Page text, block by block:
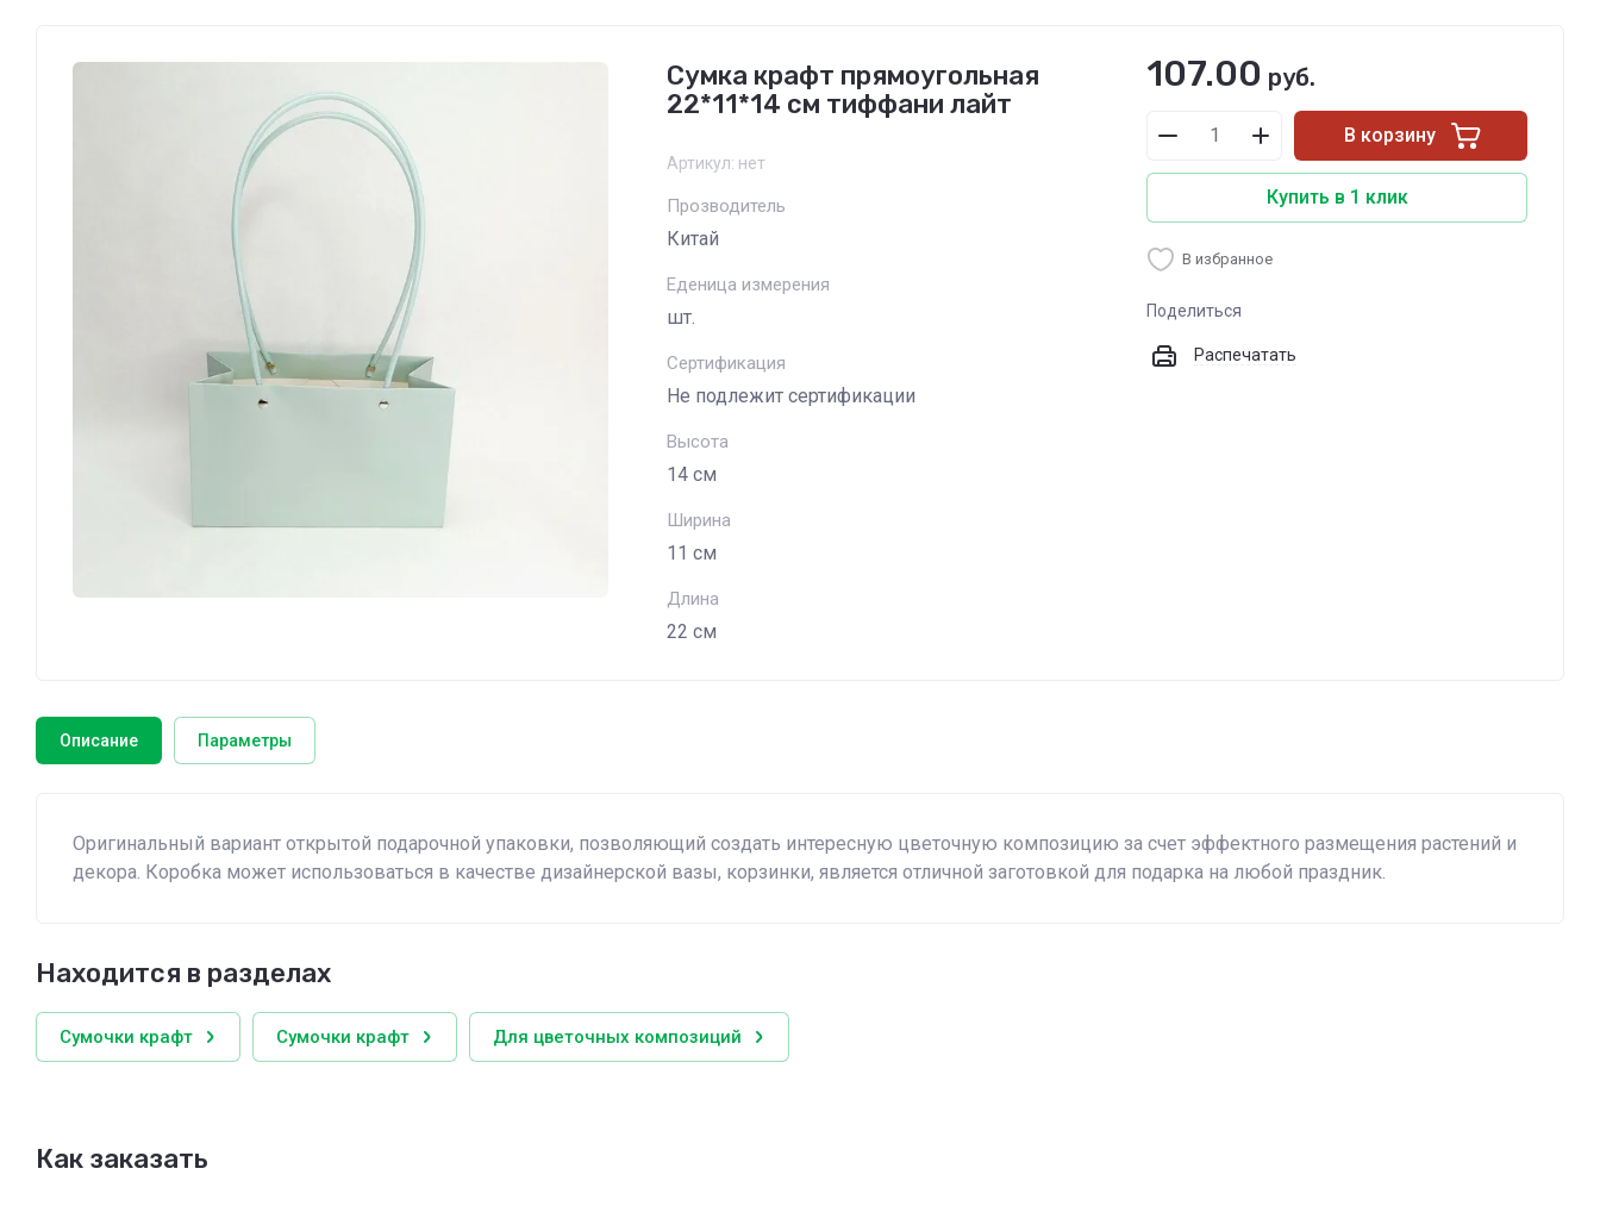
Сумка крафт прямоугольная
22*11*14 см тиффани лайт
Артикул: нет
Прозводитель
Китай
Еденица измерения
шт.
Сертификация
Не подлежит сертификации
Высота
14 см
Ширина
11 см
Длина
22 см
107.00 руб.
В корзину
Купить в 1 клик
В избранное
Поделиться
Распечатать
Описание Параметры
Оригинальный вариант открытой подарочной упаковки, позволяющий создать интересную цветочную композицию за счет эффектного размещения растений и
декора. Коробка может использоваться в качестве дизайнерской вазы, корзинки, является отличной заготовкой для подарка на любой праздник.
Находится в разделах
Сумочки крафт Сумочки крафт Для цветочных композиций
Как заказать